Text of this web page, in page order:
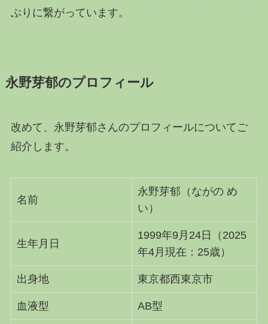
ぶりに繋がっています。
永野芽郁のプロフィール
改めて、永野芽郁さんのプロフィールについてご
紹介します。
名前
永野芽郁（ながの め
い）
生年月日
1999年9月24日（2025
年4月現在：25歳）
出身地 東京都西東京市
血液型 AB型